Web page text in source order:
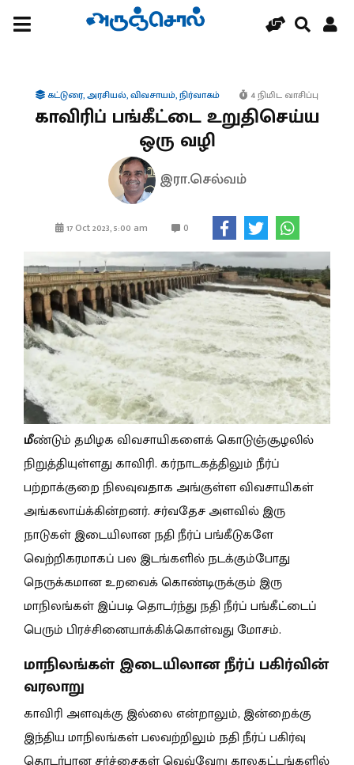
கட்டுரை,அரசியல்,விவசாயம்,நிர்வாகம் 4 நிமிட வாசிப்பு
காவிரிப் பங்கீட்டை உறுதிசெய்ய
ஒரு வழி
இரா.செல்வம்
17 Oct 2023, 5:00 am 0
மீண்டும் தமிழக விவசாயிகளைக் கொடுஞ்சூழலில்
நிறுத்தியுள்ளது காவிரி. கர்நாடகத்திலும் நீர்ப்
பற்றாக்குறை நிலவுவதாக அங்குள்ள விவசாயிகள்
அங்கலாய்க்கின்றனர். சர்வதேச அளவில் இரு
நாடுகள் இடையிலான நதி நீர்ப் பங்கீடுகளே
வெற்றிகரமாகப் பல இடங்களில் நடக்கும்போது
நெருக்கமான உறவைக் கொண்டிருக்கும் இரு
மாநிலங்கள் இப்படி தொடர்ந்து நதி நீர்ப் பங்கீட்டைப்
பெரும் பிரச்சினையாக்கிக்கொள்வது மோசம்.
மாநிலங்கள் இடையிலான நீர்ப் பகிர்வின்
வரலாறு
காவிரி அளவுக்கு இல்லை என்றாலும், இன்றைக்கு
இந்திய மாநிலங்கள் பலவற்றிலும் நதி நீர்ப் பகிர்வு